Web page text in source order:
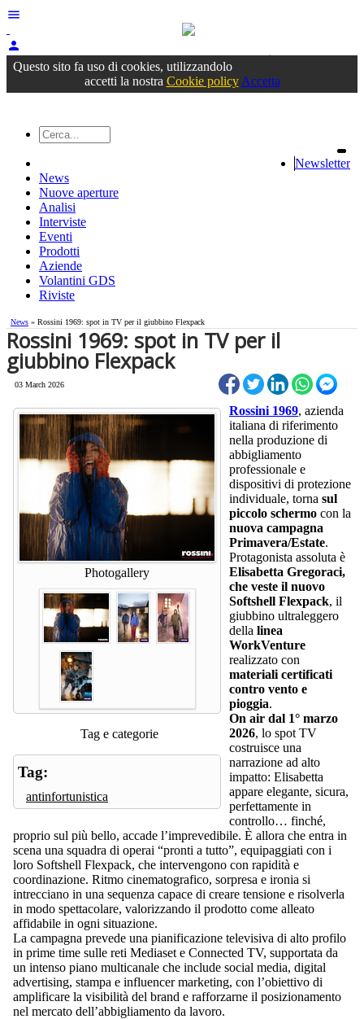
menu
person
Accedioppure registrati
Questo sito fa uso di cookies, utilizzandolo
accetti la nostra Cookie policy Accetta
Newsletter
News
Nuove aperture
Analisi
Interviste
Eventi
Prodotti
Aziende
Volantini GDS
Riviste
News » Rossini 1969: spot in TV per il giubbino Flexpack
Rossini 1969: spot in TV per il
giubbino Flexpack
03 March 2026
Photogallery
Tag e categorie
Tag:
antinfortunistica
Rossini 1969, azienda
italiana di riferimento
nella produzione di
abbigliamento
professionale e
dispositivi di protezione
individuale, torna sul
piccolo schermo con la
nuova campagna
Primavera/Estate.
Protagonista assoluta è
Elisabetta Gregoraci,
che veste il nuovo
Softshell Flexpack, il
giubbino ultraleggero
della linea
WorkVenture
realizzato con
materiali certificati
contro vento e
pioggia.
On air dal 1° marzo
2026, lo spot TV
costruisce una
narrazione ad alto
impatto: Elisabetta
appare elegante, sicura,
perfettamente in
controllo… finché,
proprio sul più bello, accade l’imprevedibile. È allora che entra in
scena una squadra di operai “pronti a tutto”, equipaggiati con i
loro Softshell Flexpack, che intervengono con rapidità e
coordinazione. Ritmo cinematografico, sorpresa e ironia si
intrecciano in una sequenza capace di creare tensione e risolverla
in modo spettacolare, valorizzando il prodotto come alleato
affidabile in ogni situazione.
La campagna prevede una pianificazione televisiva di alto profilo
in prime time sulle reti Mediaset e Connected TV, supportata da
un intenso piano multicanale che include social media, digital
advertising, stampa e influencer marketing, con l’obiettivo di
amplificare la visibilità del brand e rafforzarne il posizionamento
nel mercato dell’abbigliamento da lavoro.